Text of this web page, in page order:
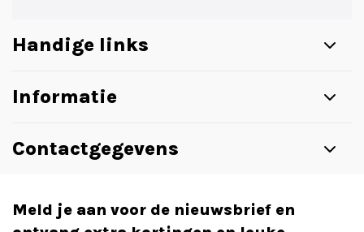
Handige links
Informatie
Contactgegevens
Meld je aan voor de nieuwsbrief en